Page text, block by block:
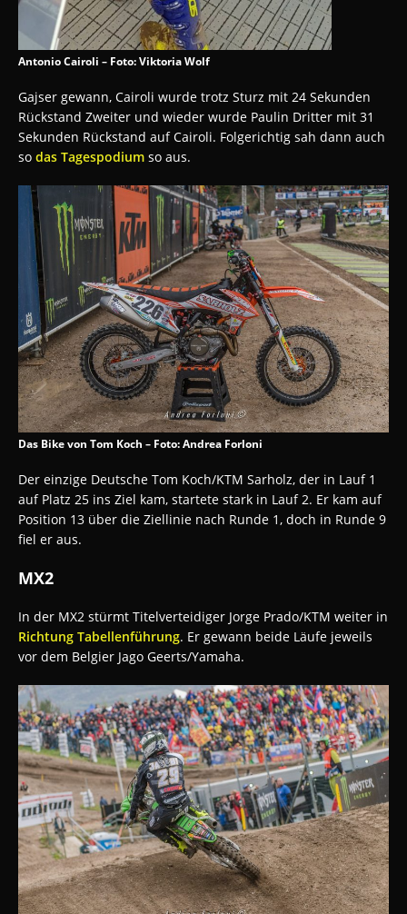
Antonio Cairoli – Foto: Viktoria Wolf
Gajser gewann, Cairoli wurde trotz Sturz mit 24 Sekunden
Rückstand Zweiter und wieder wurde Paulin Dritter mit 31
Sekunden Rückstand auf Cairoli. Folgerichtig sah dann auch
so das Tagespodium so aus.
Das Bike von Tom Koch – Foto: Andrea Forloni
Der einzige Deutsche Tom Koch/KTM Sarholz, der in Lauf 1
auf Platz 25 ins Ziel kam, startete stark in Lauf 2. Er kam auf
Position 13 über die Ziellinie nach Runde 1, doch in Runde 9
fiel er aus.
MX2
In der MX2 stürmt Titelverteidiger Jorge Prado/KTM weiter in
Richtung Tabellenführung. Er gewann beide Läufe jeweils
vor dem Belgier Jago Geerts/Yamaha.